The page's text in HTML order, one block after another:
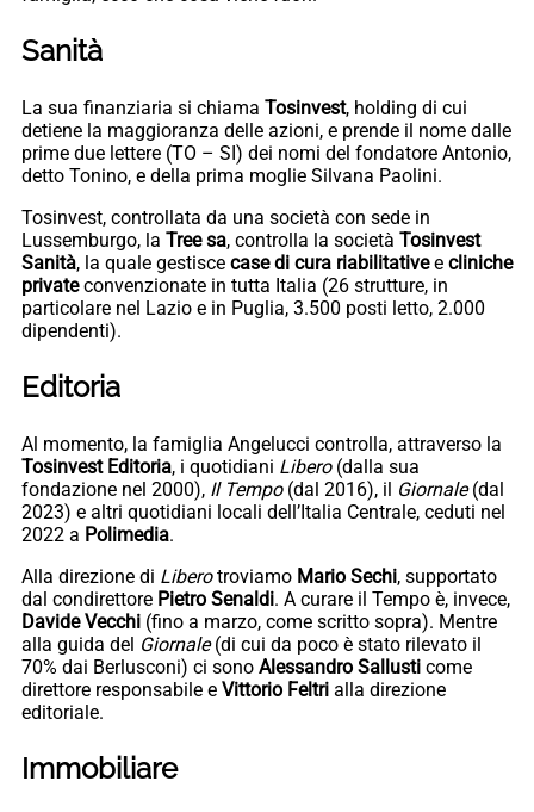
Sanità
La sua finanziaria si chiama Tosinvest, holding di cui
detiene la maggioranza delle azioni, e prende il nome dalle
prime due lettere (TO – SI) dei nomi del fondatore Antonio,
detto Tonino, e della prima moglie Silvana Paolini.
Tosinvest, controllata da una società con sede in
Lussemburgo, la Tree sa, controlla la società Tosinvest
Sanità, la quale gestisce case di cura riabilitativee cliniche
privateconvenzionate in tutta Italia (26 strutture, in
particolare nel Lazio e in Puglia, 3.500 posti letto, 2.000
dipendenti).
Editoria
Al momento, la famiglia Angelucci controlla, attraverso la
Tosinvest Editoria, i quotidiani Libero(dalla sua
fondazione nel 2000), Il Tempo(dal 2016), il Giornale(dal
2023) e altri quotidiani locali dell’Italia Centrale, ceduti nel
2022 a Polimedia.
Alla direzione di Liberotroviamo Mario Sechi, supportato
dal condirettore Pietro Senaldi. A curare il Tempo è, invece,
Davide Vecchi (fino a marzo, come scritto sopra). Mentre
alla guida del Giornale(di cui da poco è stato rilevato il
70% dai Berlusconi) ci sono Alessandro Sallusti come
direttore responsabile e Vittorio Feltri alla direzione
editoriale.
Immobiliare